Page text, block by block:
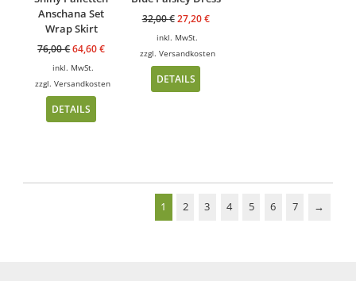
Anschana Set
Wrap Skirt
76,00€64,60€
inkl. MwSt.
zzgl.Versandkosten
DETAILS
32,00€ 27,20€
inkl. MwSt.
zzgl. Versandkosten
DETAILS
1 2 3 4 5 6 7 →